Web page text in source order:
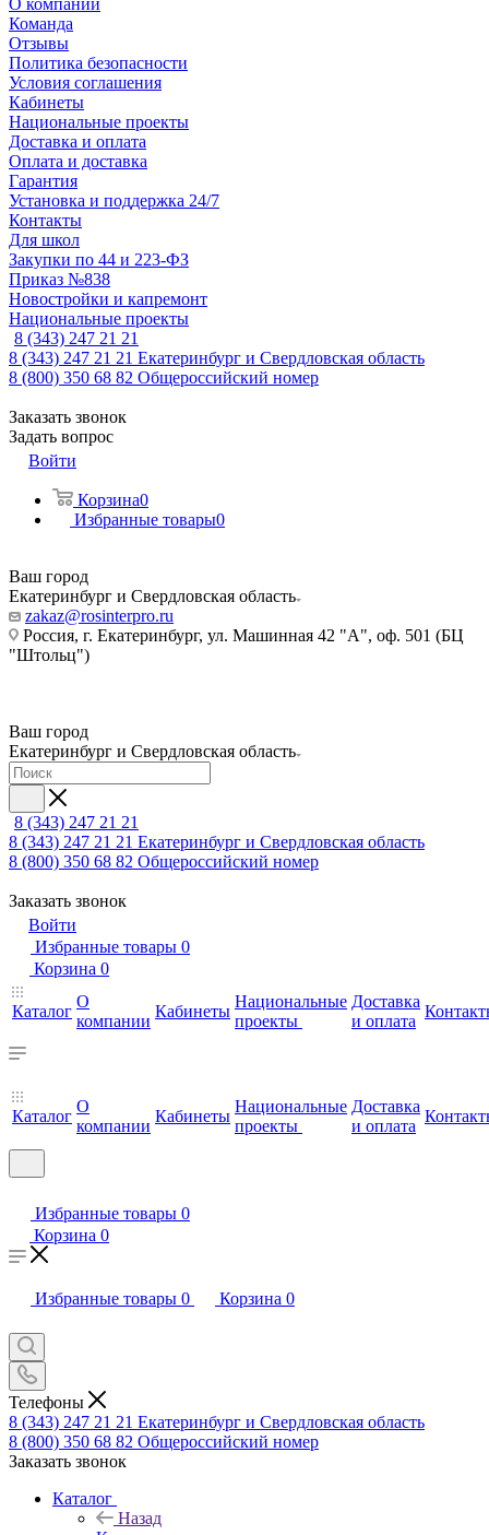
О компании
Команда
Отзывы
Политика безопасности
Условия соглашения
Кабинеты
Национальные проекты
Доставка и оплата
Оплата и доставка
Гарантия
Установка и поддержка 24/7
Контакты
Для школ
Закупки по 44 и 223-ФЗ
Приказ №838
Новостройки и капремонт
Национальные проекты
8 (343) 247 21 21
8 (343) 247 21 21 Екатеринбург и Свердловская область
8 (800) 350 68 82 Общероссийский номер
Заказать звонок
Задать вопрос
Войти
Корзина0
Избранные товары0
Ваш город
Екатеринбург и Свердловская область
zakaz@rosinterpro.ru
Россия, г. Екатеринбург, ул. Машинная 42 "А", оф. 501 (БЦ
"Штольц")
Ваш город
Екатеринбург и Свердловская область
8 (343) 247 21 21
8 (343) 247 21 21 Екатеринбург и Свердловская область
8 (800) 350 68 82 Общероссийский номер
Заказать звонок
Войти
Избранные товары 0
Корзина 0
Каталог
О
компании
Кабинеты
Национальные
проекты
Доставка
и оплата
Каталог
О
компании
Кабинеты
Национальные
проекты
Доставка
и оплата
Избранные товары 0
Корзина 0
Избранные товары 0 Корзина 0
Телефоны
8 (343) 247 21 21 Екатеринбург и Свердловская область
8 (800) 350 68 82 Общероссийский номер
Заказать звонок
Каталог
Назад